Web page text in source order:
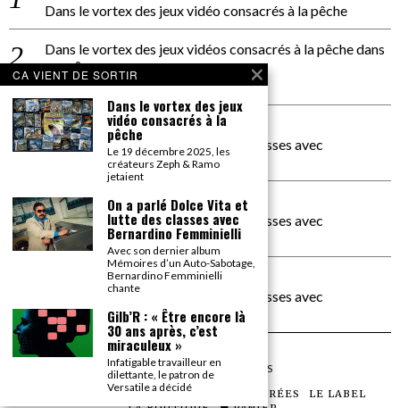
Dans le vortex des jeux vidéo consacrés à la pêche
Dans le vortex des jeux vidéos consacrés à la pêchedans
PACÔME THIELLEMENT
La séance d’Hip Gnose
La Patrie
dans
On a parlé Dolce Vita et lutte des classes avec
Bernardino Femminielli
carte noire negra à l'o tiededans
On a parlé Dolce Vita et lutte des classes avec
Bernardino Femminielli
moise et son mascarédans
On a parlé Dolce Vita et lutte des classes avec
Bernardino Femminielli
©2026TOUS DROITS RÉSERVÉS
LES ARTICLES LE MAGAZINE LES SOIRÉES
LE LABEL
CA VIENT DE SORTIR
Dans le vortex des jeux
vidéo consacrés à la
pêche
Le 19 décembre 2025, les
créateurs Zeph & Ramo
jetaient
On a parlé Dolce Vita et
lutte des classes avec
Bernardino Femminielli
Avec son dernier album
Mémoires d’un Auto-Sabotage,
Bernardino Femminielli
chante
Gilb’R : « Être encore là
30 ans après, c’est
miraculeux »
Infatigable travailleur en
dilettante, le patron de
Versatile a décidé